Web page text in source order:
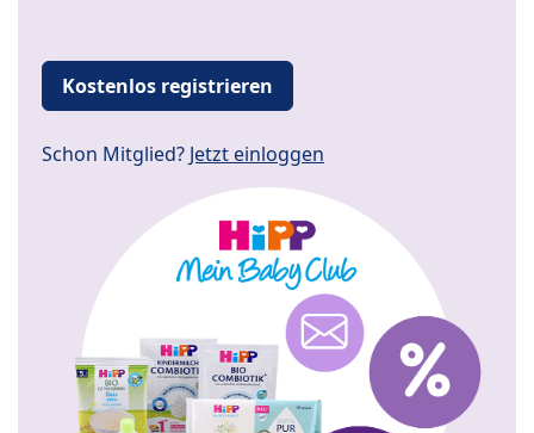
Kostenlos registrieren
Schon Mitglied? Jetzt einloggen